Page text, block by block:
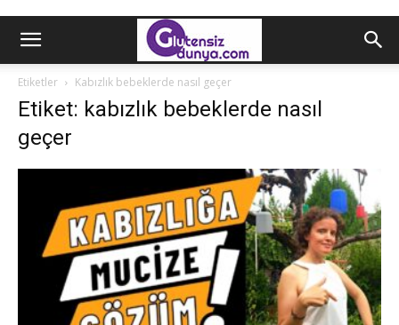
Etiketler Kabızlık bebeklerde nasıl geçer
Etiket: kabızlık bebeklerde nasıl
geçer